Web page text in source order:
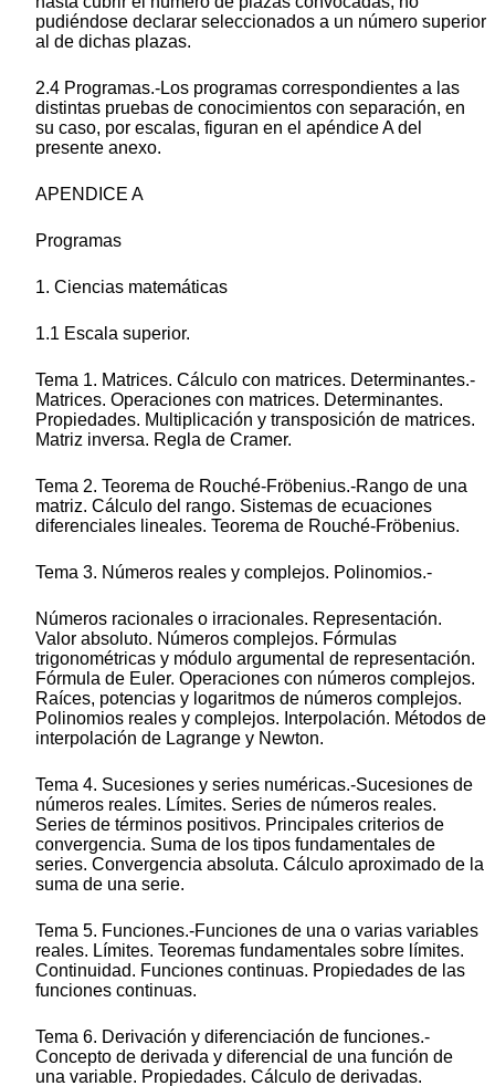
pudiéndose declarar seleccionados a un número superior
al de dichas plazas.
2.4 Programas.-Los programas correspondientes a las
distintas pruebas de conocimientos con separación, en
su caso, por escalas, figuran en el apéndice A del
presente anexo.
APENDICE A
Programas
1. Ciencias matemáticas
1.1 Escala superior.
Tema 1. Matrices. Cálculo con matrices. Determinantes.-
Matrices. Operaciones con matrices. Determinantes.
Propiedades. Multiplicación y transposición de matrices.
Matriz inversa. Regla de Cramer.
Tema 2. Teorema de Rouché-Fröbenius.-Rango de una
matriz. Cálculo del rango. Sistemas de ecuaciones
diferenciales lineales. Teorema de Rouché-Fröbenius.
Tema 3. Números reales y complejos. Polinomios.-
Números racionales o irracionales. Representación.
Valor absoluto. Números complejos. Fórmulas
trigonométricas y módulo argumental de representación.
Fórmula de Euler. Operaciones con números complejos.
Raíces, potencias y logaritmos de números complejos.
Polinomios reales y complejos. Interpolación. Métodos de
interpolación de Lagrange y Newton.
Tema 4. Sucesiones y series numéricas.-Sucesiones de
números reales. Límites. Series de números reales.
Series de términos positivos. Principales criterios de
convergencia. Suma de los tipos fundamentales de
series. Convergencia absoluta. Cálculo aproximado de la
suma de una serie.
Tema 5. Funciones.-Funciones de una o varias variables
reales. Límites. Teoremas fundamentales sobre límites.
Continuidad. Funciones continuas. Propiedades de las
funciones continuas.
Tema 6. Derivación y diferenciación de funciones.-
Concepto de derivada y diferencial de una función de
una variable. Propiedades. Cálculo de derivadas.